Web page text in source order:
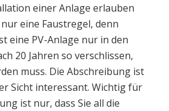
einer Anlage erlauben
eine Faustregel, denn
eine PV-Anlage nur in den
20 Jahren so verschlissen,
muss. Die Abschreibung ist
Sicht interessant. Wichtig für
ist nur, dass Sie all die